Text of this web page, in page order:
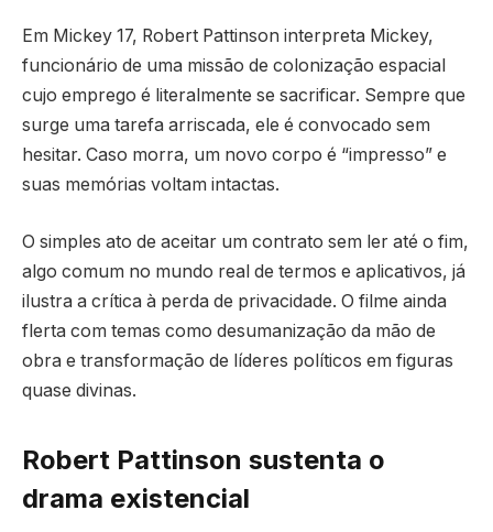
Em Mickey 17, Robert Pattinson interpreta Mickey,
funcionário de uma missão de colonização espacial
cujo emprego é literalmente se sacrificar. Sempre que
surge uma tarefa arriscada, ele é convocado sem
hesitar. Caso morra, um novo corpo é “impresso” e
suas memórias voltam intactas.
O simples ato de aceitar um contrato sem ler até o fim,
algo comum no mundo real de termos e aplicativos, já
ilustra a crítica à perda de privacidade. O filme ainda
flerta com temas como desumanização da mão de
obra e transformação de líderes políticos em figuras
quase divinas.
Robert Pattinson sustenta o
drama existencial